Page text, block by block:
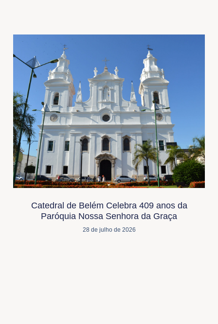
Catedral de Belém Celebra 409 anos da
Paróquia Nossa Senhora da Graça
28 de julho de 2026